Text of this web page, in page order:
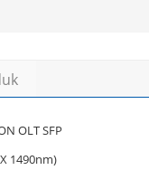
OLT SFP
1490nm)